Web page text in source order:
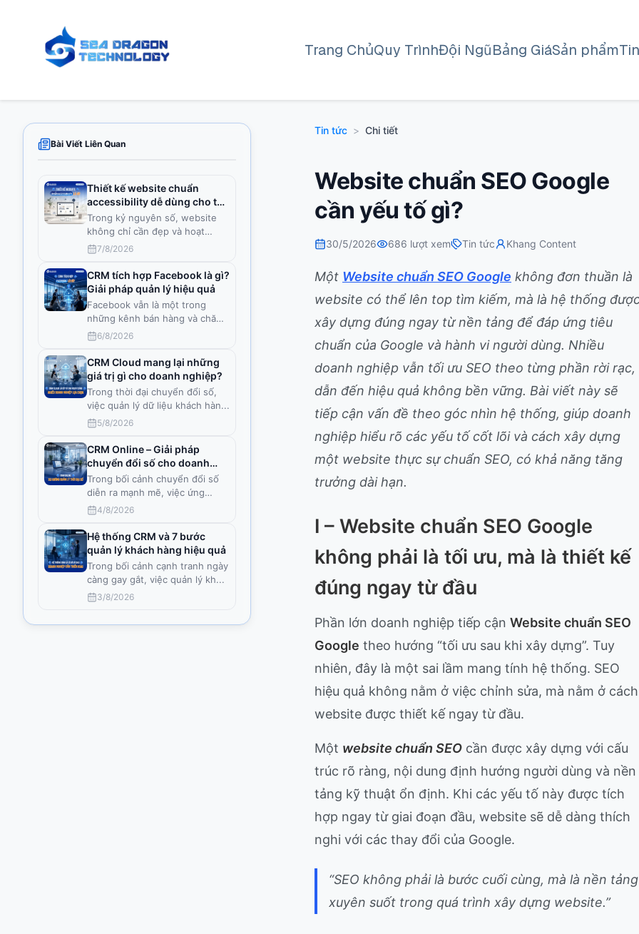
Trang ChủQuy TrìnhĐội NgũBảng GiáSản phẩm
Bài Viết Liên Quan
Thiết kế website chuẩn
accessibility dễ dùng cho tất
cả
Trong kỷ nguyên số, website
không chỉ cần đẹp và hoạt
động ổ...
7/8/2026
CRM tích hợp Facebook là gì?
Giải pháp quản lý hiệu quả
Facebook vẫn là một trong
những kênh bán hàng và chăm
sóc kh...
6/8/2026
CRM Cloud mang lại những
giá trị gì cho doanh nghiệp?
Trong thời đại chuyển đổi số,
việc quản lý dữ liệu khách hàn...
5/8/2026
CRM Online – Giải pháp
chuyển đổi số cho doanh
nghiệp Việt
Trong bối cảnh chuyển đổi số
diễn ra mạnh mẽ, việc ứng
dụng...
4/8/2026
Hệ thống CRM và 7 bước
quản lý khách hàng hiệu quả
Trong bối cảnh cạnh tranh ngày
càng gay gắt, việc quản lý kh...
3/8/2026
Tin tức > Chi tiết
Website chuẩn SEO Google
cần yếu tố gì?
30/5/2026 686 lượt xem Tin tức Khang Content
Một Website chuẩn SEO Google không đơn thuần là
website có thể lên top tìm kiếm, mà là hệ thống
xây dựng đúng ngay từ nền tảng để đáp ứng tiêu
chuẩn của Google và hành vi người dùng. Nhiều
doanh nghiệp vẫn tối ưu SEO theo từng phần rời rạc,
dẫn đến hiệu quả không bền vững. Bài viết này sẽ
tiếp cận vấn đề theo góc nhìn hệ thống, giúp doanh
nghiệp hiểu rõ các yếu tố cốt lõi và cách xây dựng
một website thực sự chuẩn SEO, có khả năng tăng
trưởng dài hạn.
I – Website chuẩn SEO Google
không phải là tối ưu, mà là thiết kế
đúng ngay từ đầu
Phần lớn doanh nghiệp tiếp cận Website chuẩn SEO
Google theo hướng “tối ưu sau khi xây dựng”. Tuy
nhiên, đây là một sai lầm mang tính hệ thống. SEO
hiệu quả không nằm ở việc chỉnh sửa, mà nằm ở cách
website được thiết kế ngay từ đầu.
Một website chuẩn SEO cần được xây dựng với cấu
trúc rõ ràng, nội dung định hướng người dùng và nền
tảng kỹ thuật ổn định. Khi các yếu tố này được tích
hợp ngay từ giai đoạn đầu, website sẽ dễ dàng thích
nghi với các thay đổi của Google.
“SEO không phải là bước cuối cùng, mà là nền tảng
xuyên suốt trong quá trình xây dựng website.”